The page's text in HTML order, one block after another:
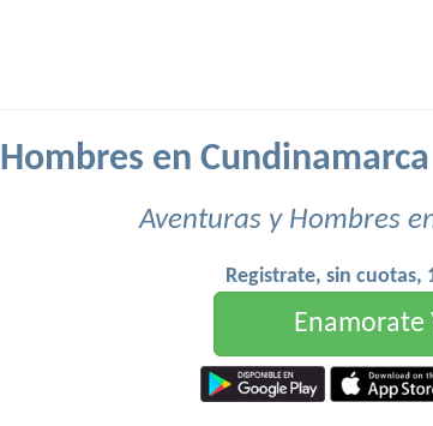
Hombres en
Aventuras y Hombres
Registrate, sin cuotas,
Enamorate